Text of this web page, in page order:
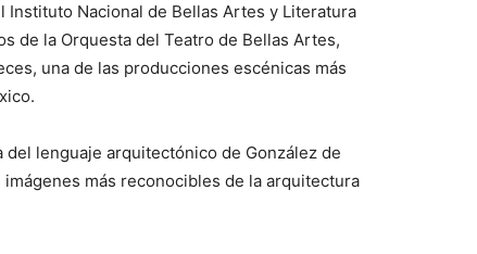
Nacional de Bellas Artes y Literatura
de la Orquesta del Teatro de Bellas Artes,
una de las producciones escénicas más
lenguaje arquitectónico de González de
más reconocibles de la arquitectura